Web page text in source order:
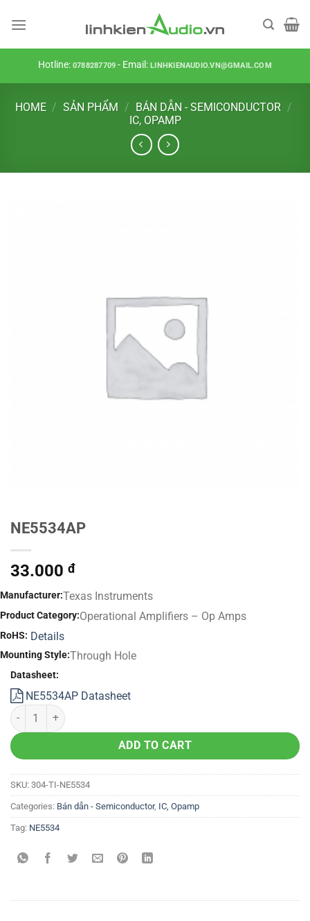
Hotline:0788287709 - Email:LINHKIENAUDIO.VN@GMAIL.COM
HOME / SẢN PHẨM / BÁN DẪN - SEMICONDUCTOR /
IC, OPAMP
NE5534AP
33.000 đ
Manufacturer:Texas Instruments
Product Category:Operational Amplifiers – Op Amps
RoHS: Details
Mounting Style:Through Hole
Datasheet:
NE5534AP Datasheet
ADD TO CART
SKU: 304-TI-NE5534
Categories: Bán dẫn - Semiconductor, IC, Opamp
Tag: NE5534